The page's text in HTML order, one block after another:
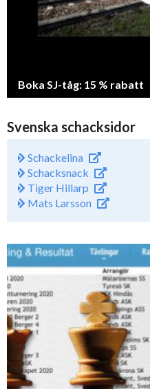
Boka SJ-tåg: 15 % rabatt
Svenska schacksidor
Schackelina
Schacksnack
Tiger Hillarp
Mats Larsson